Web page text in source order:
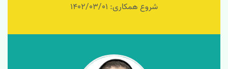
شروع همکاری: 1402/03/01